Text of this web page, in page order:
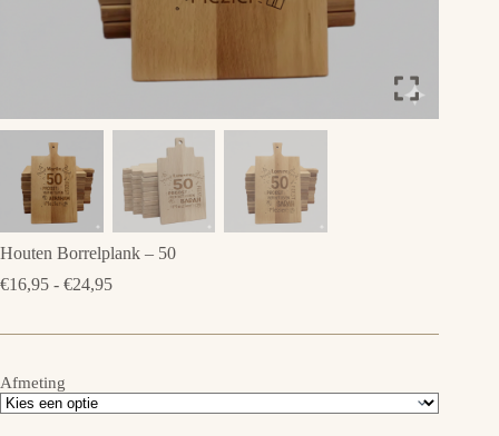
Houten Borrelplank – 50
€16,95 - €24,95Prijsklasse:
Afmeting